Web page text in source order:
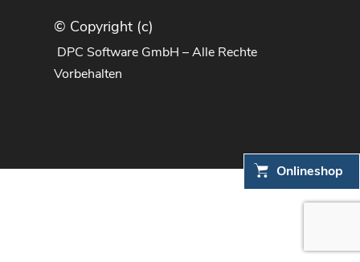
Onlineshop
© Copyright (c)
DPC Software GmbH – Alle Rechte
Vorbehalten